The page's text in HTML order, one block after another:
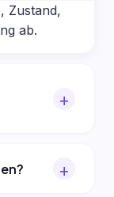
Zustand,
ab.